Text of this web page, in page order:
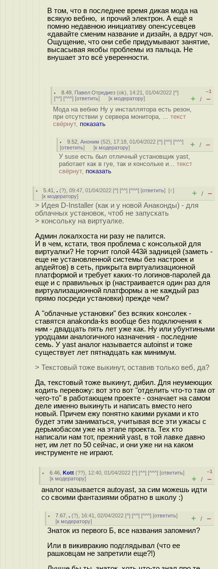
В том, что в последнее время дикая мода на
всякую вебню, и прочий электрон. А ещё я
помню недавнюю инициативу опенсусевцев
«давайте сменим название и дизайн, а вдруг чо».
Ощущение, что они себе придумывают занятие,
высасывая якобы проблемы из пальца. Не
внушает это всё уверенности.
8.49 Павел Отредиез (ok), 14:21, 01/04/2022 [^]
[^^] [^^^] [ответить] [к модератору]
–1
+ / –
Мода на вебню Ну у инсталлятора есть резон,
при отсутствии у сервера монитора, ... текст
свёрнут, показать
9.52 ,Аноним (52), 17:18, 01/04/2022 [^] [^^] [^^^]
[ответить] [к модератору] + / –
У suse есть был отличный установщик yast,
работает как в гуе, так и консольке и... текст
свёрнут, показать
5.41 ,. (?), 09:47, 01/04/2022 [^] [^^] [^^^] [ответить][↑]
[к модератору] + / –
> Идея D-Installer (как и у новой Анаконды) - для
облачных установок, чтоб не запускать
> консольку на виртуалке.
Админ локалхоста ни разу не палится.
И в чем, кстати, твоя проблема с консолькой для
виртуалки? Не торчит голой 443й задницей (заметь -
еще не установленной системы без настроек и
апдейтов) в сеть, прикрыта виртуализационной
платформой и требует каких-то логинов-паролей да
еще и с правильных ip (настраивается один раз для
виртуализационной платформы а не каждый раз
прямо посреди установки) прежде чем?
А "облачные установки" без всяких консолек -
ставятся anakonda-ks вообще без подключения к
ним - двадцать пять лет уже как. Ну или убунтиными
уродцами аналогичного назначения - последние
семь. У yast аналог называется autoinst и тоже
существует лет пятнадцать как минимум.
> Текстовый тоже выкинут, оставив только веб, да?
Да, текстовый тоже выкинут, ди6ил. Для неумеющих
кодить перевожу: вот это вот "отделить что-то там от
чего-то" в работающем проекте - означает на самом
деле именно выкинуть и написать вместо него
новый. Причем ежу понятно какими руками и кто
будет этим заниматься, учитывая все эти ужасы с
дерьмобасом уже на этапе проекта. Тех кто
написали нам тот, прежний yast, в той лавке давно
нет, им лет по 50 сейчас, и они уже ни на каком
инструменте не играют.
6.46 ,Kott (??), 12:40, 01/04/2022 [^] [^^] [^^^] [ответить]
[к модератору]
–1
+ / –
аналог называется autoyast, за сим можешь идти
со своими фантазиями обратно в школу :)
7.67 ,. (?), 16:41, 02/04/2022 [^] [^^] [^^^] [ответить]
[к модератору] + / –
Знаток из первого Б, все названия запомнил?
Или в викивракию подглядывал (что ее
рашковцам не запретили еще?!)